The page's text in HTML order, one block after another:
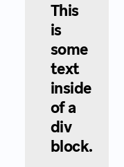
This
is
some
text
inside
of a
div
block.